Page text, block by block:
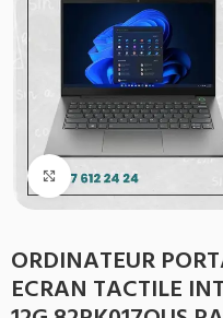
Agrandir
ORDINATEUR
ECRAN TACTILE